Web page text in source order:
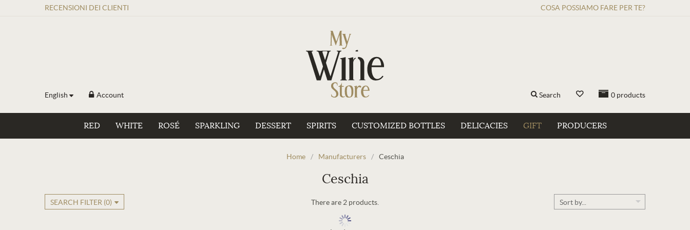
RECENSIONI DEI CLIENTI COSA POSSIAMO FARE PER TE?
English Account 0 products
Search
RED WHITE ROSÉ SPARKLING DESSERT SPIRITS CUSTOMIZED BOTTLES DELICACIES GIFT PRODUCERS
Home / Manufacturers / Ceschia
Ceschia
There are 2 products.
SEARCH FILTER (0) Sort by...